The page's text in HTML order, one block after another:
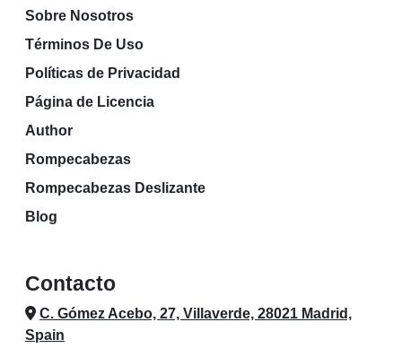
Sobre Nosotros
Términos De Uso
Políticas de Privacidad
Página de Licencia
Author
Rompecabezas
Rompecabezas Deslizante
Blog
Contacto
C. Gómez Acebo, 27, Villaverde, 28021 Madrid,
Spain